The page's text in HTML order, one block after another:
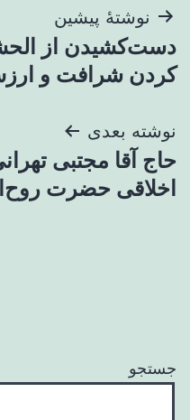
راهبری
نوشته
نوشتهٔ پیشین
دست‌کشیدن از
کردن شرافت و
نوشته بعدی
حاج آقا مجتبی
اخلاقی حضرت
جستجو